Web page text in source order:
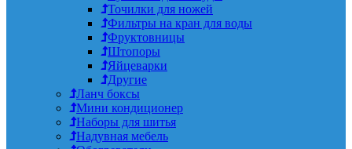
Точилки для ножей
Фильтры на кран для воды
Фруктовницы
Штопоры
Яйцеварки
Другие
Ланч боксы
Мини кондиционер
Наборы для шитья
Надувная мебель